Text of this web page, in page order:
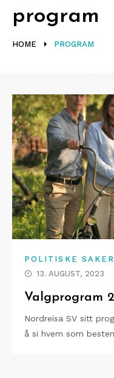
HOME PROGRAM
program
POLITISKE SAKER
13. AUGUST, 2023
Valgprogram
Nordreisa SV sitt
å si hvem som